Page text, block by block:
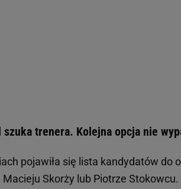
szuka trenera. Kolejna opcja nie
pojawiła się lista kandydatów do
Macieju Skorży lub Piotrze Stokowcu.